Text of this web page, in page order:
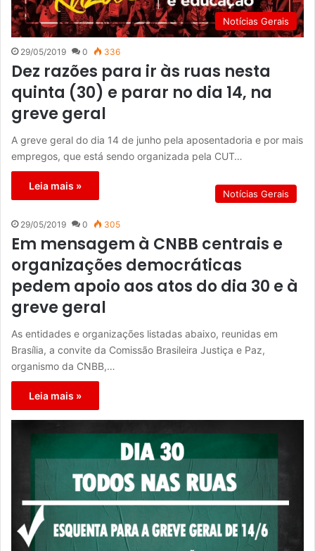
Notícias Gerais
29/05/2019 0 336
Dez razões para ir às ruas nesta
quinta (30) e parar no dia 14, na
greve geral
A greve geral do dia 14 de junho pela aposentadoria e por mais
empregos, que está sendo organizada pela CUT…
Leia mais »
Notícias Gerais
29/05/2019 0 305
Em mensagem à CNBB centrais e
organizações democráticas
pedem apoio aos atos do dia 30 e à
greve geral
As entidades e organizações listadas abaixo, reunidas em
Brasília, a convite da Comissão Brasileira Justiça e Paz,
organismo da CNBB,…
Leia mais »